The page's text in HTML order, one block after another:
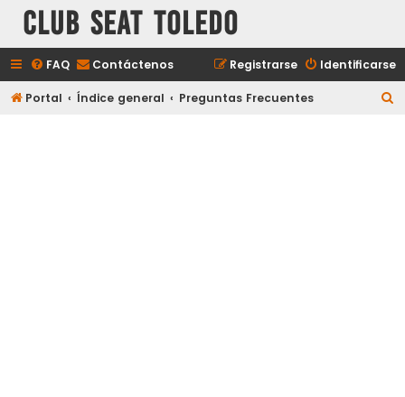
Club Seat Toledo
FAQ Contáctenos Identificarse
Registrarse
Portal Índice general Preguntas Frecuentes